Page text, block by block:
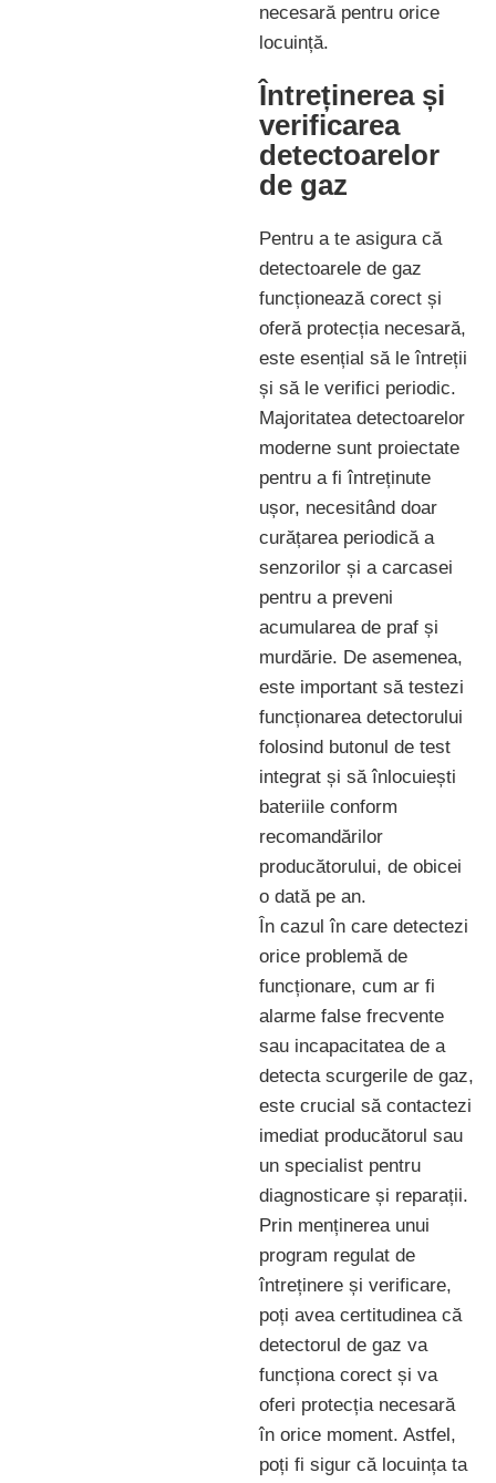
necesară pentru orice
locuință.
Întreținerea și
verificarea
detectoarelor
de gaz
Pentru a te asigura că
detectoarele de gaz
funcționează corect și
oferă protecția necesară,
este esențial să le întreții
și să le verifici periodic.
Majoritatea detectoarelor
moderne sunt proiectate
pentru a fi întreținute
ușor, necesitând doar
curățarea periodică a
senzorilor și a carcasei
pentru a preveni
acumularea de praf și
murdărie. De asemenea,
este important să testezi
funcționarea detectorului
folosind butonul de test
integrat și să înlocuiești
bateriile conform
recomandărilor
producătorului, de obicei
o dată pe an.
În cazul în care detectezi
orice problemă de
funcționare, cum ar fi
alarme false frecvente
sau incapacitatea de a
detecta scurgerile de gaz,
este crucial să contactezi
imediat producătorul sau
un specialist pentru
diagnosticare și reparații.
Prin menținerea unui
program regulat de
întreținere și verificare,
poți avea certitudinea că
detectorul de gaz va
funcționa corect și va
oferi protecția necesară
în orice moment. Astfel,
poți fi sigur că locuința ta